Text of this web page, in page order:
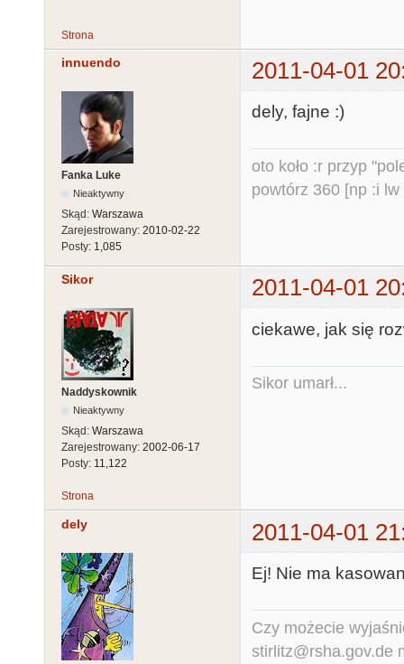
Strona
innuendo 2011-04-01
Fanka Luke
Nieaktywny
Skąd: Warszawa
Zarejestrowany: 2010-02-22
Posty: 1,085
dely, fajne :)
oto koło :r przyp
powtórz 360 [np :i lw
Sikor 2011-04-01
Naddyskownik
Nieaktywny
Skąd: Warszawa
Zarejestrowany: 2002-06-17
Posty: 11,122
ciekawe, jak się
Sikor umarł...
Strona
dely 2011-04-01
Ej! Nie ma
Czy możecie
stirlitz@rsha.gov.de